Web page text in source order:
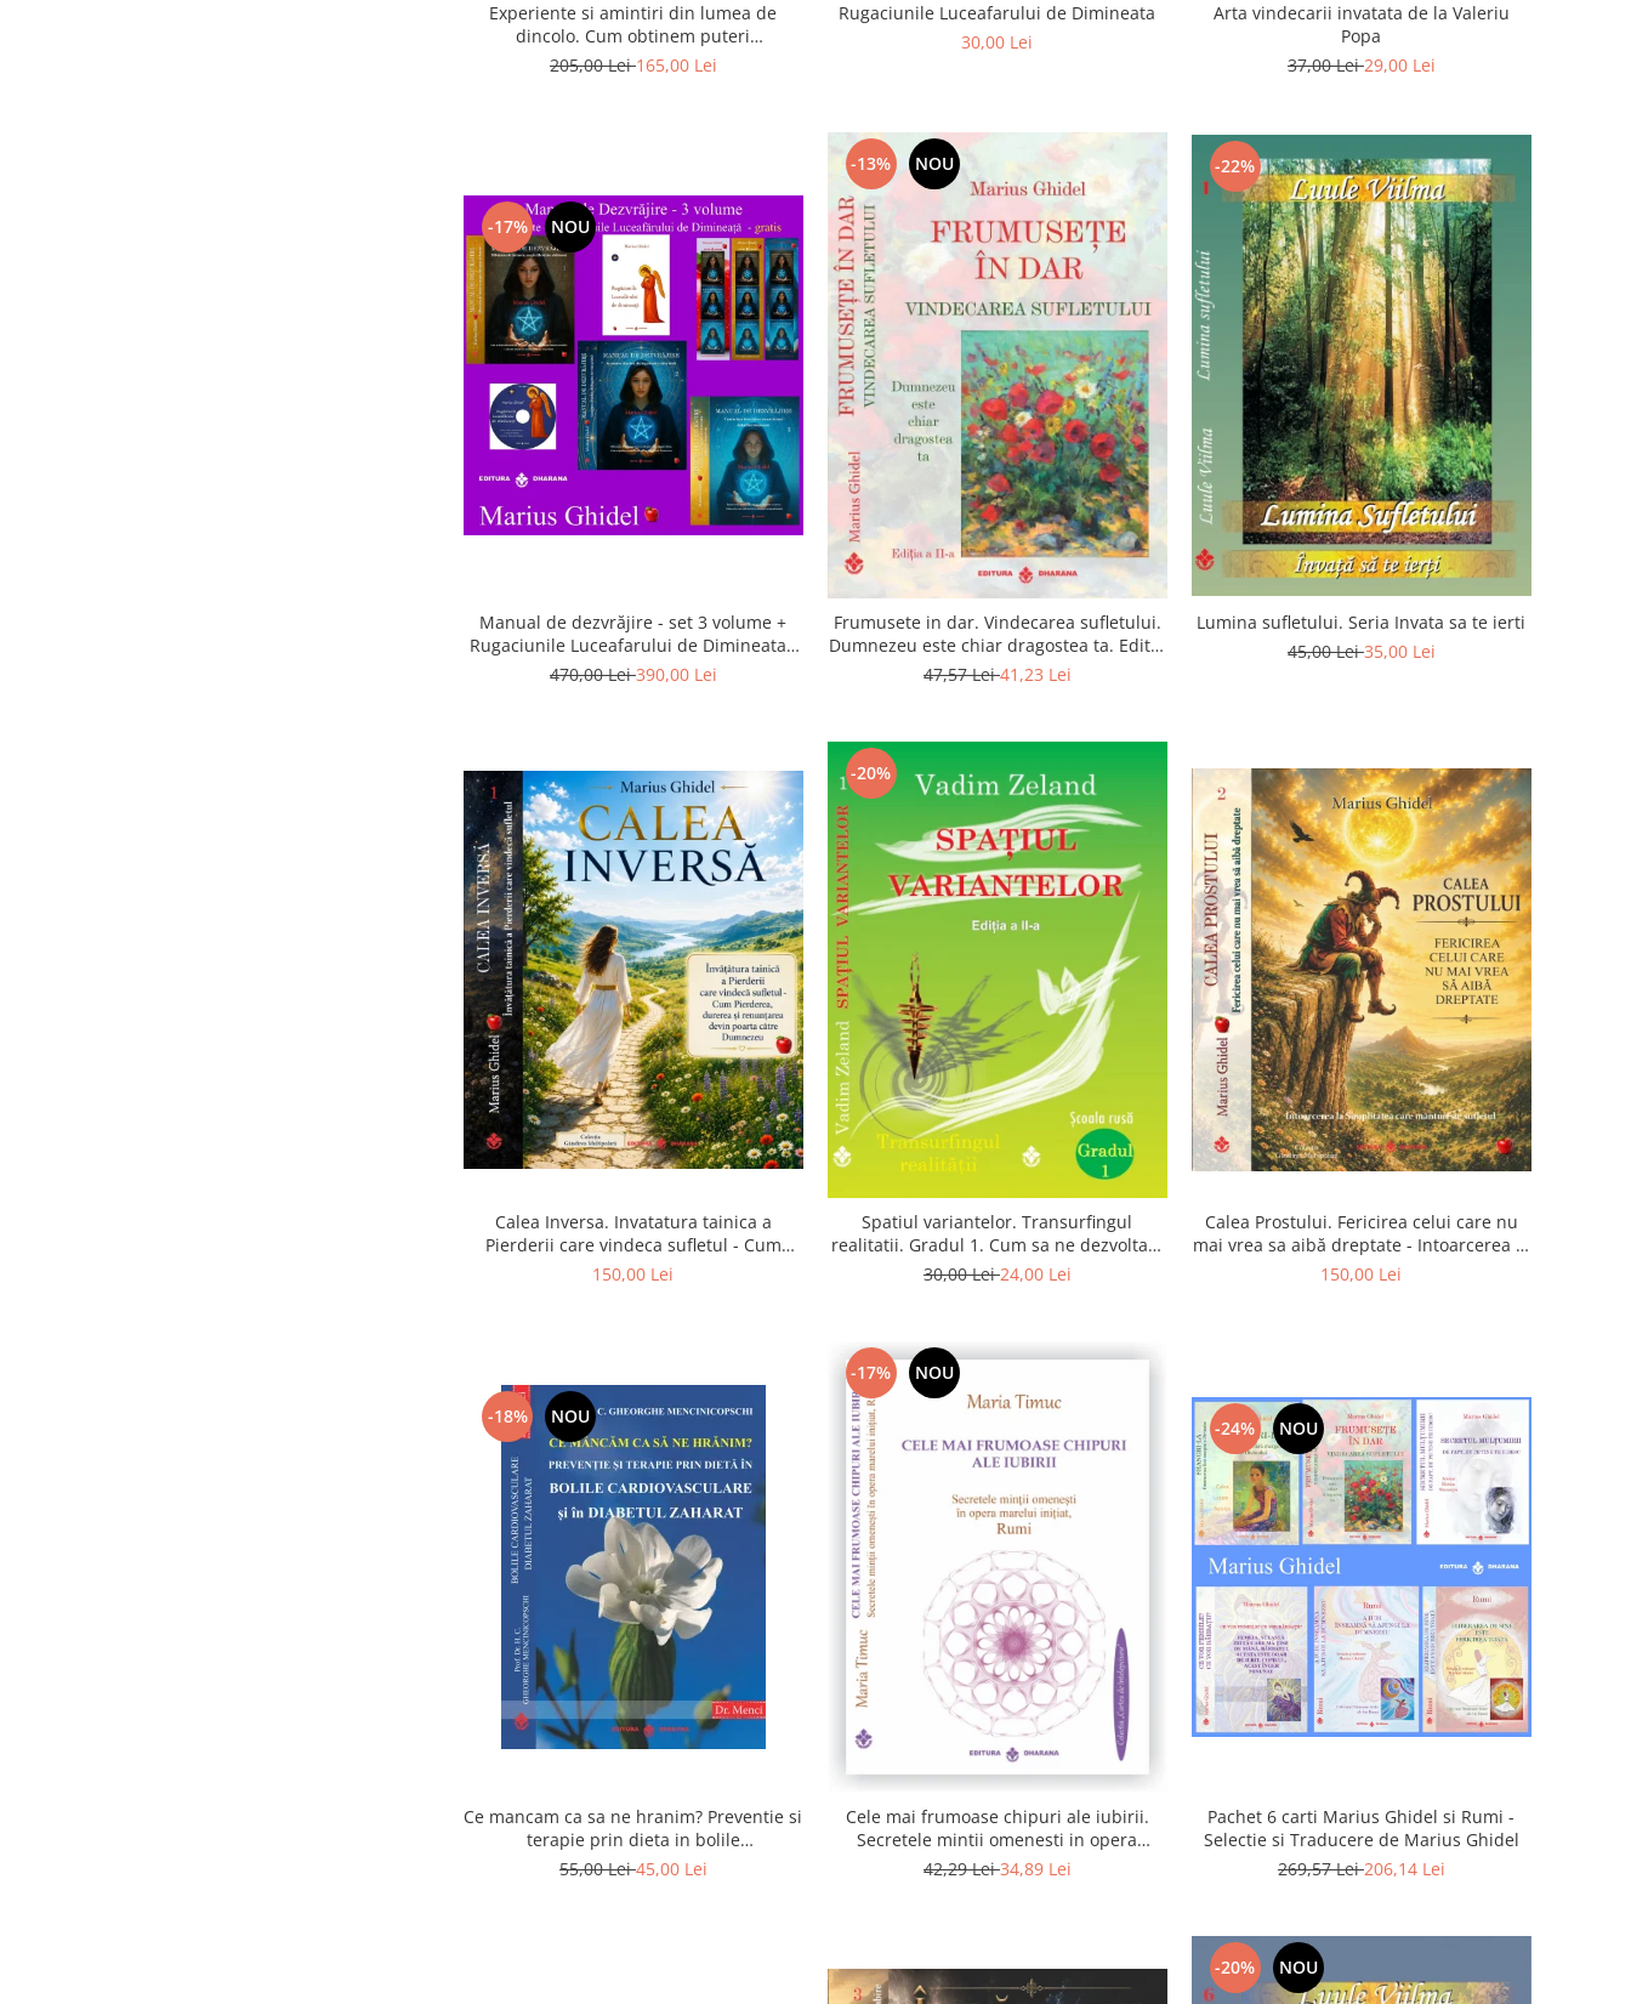
Experiente si amintiri din lumea de
dincolo. Cum obtinem puteri
extrasenzoriale - cu exercitii
205,00 Lei165,00 Lei
Rugaciunile Luceafarului de Dimineata
30,00 Lei
Arta vindecarii invatata de la Valeriu
Popa
37,00 Lei29,00 Lei
-17% NOU
Manual de dezvrăjire - set 3 volume +
Rugaciunile Luceafarului de Dimineata -
Gratuit)
470,00 Lei390,00 Lei
-13% NOU
Frumusete in dar. Vindecarea sufletului.
Dumnezeu este chiar dragostea ta. Editia
a 2-a
47,57 Lei41,23 Lei
-22%
Lumina sufletului. Seria Invata sa te ierti
45,00 Lei35,00 Lei
Calea Inversa. Invatatura tainica a
Pierderii care vindeca sufletul - Cum
Pierderea, durerea si renuntarea devin
150,00 Lei
-20%
Spatiul variantelor. Transurfingul
realitatii. Gradul 1. Cum sa ne dezvoltam
intuitia si sa ne alegem soarta
30,00 Lei24,00 Lei
Calea Prostului. Fericirea celui care nu
mai vrea sa aibă dreptate - Intoarcerea la
Simplitatea care mantuieste sufletul
150,00 Lei
-18% NOU
Ce mancam ca sa ne hranim? Preventie si
terapie prin dieta in bolile
cardiovasculare si in diabetul zaharat
55,00 Lei45,00 Lei
-17% NOU
Cele mai frumoase chipuri ale iubirii.
Secretele mintii omenesti in opera
marelui initiat, Rumi
42,29 Lei34,89 Lei
-24% NOU
Pachet 6 carti Marius Ghidel si Rumi -
Selectie si Traducere de Marius Ghidel
269,57 Lei206,14 Lei
-20% NOU